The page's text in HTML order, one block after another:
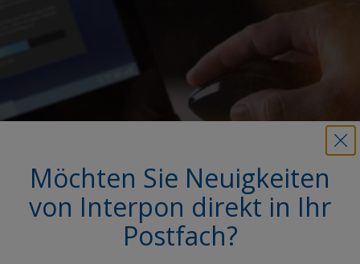
Mehr über dieses Produkt
Möchten Sie Neuigkeiten
von Interpon direkt in Ihr
Postfach?